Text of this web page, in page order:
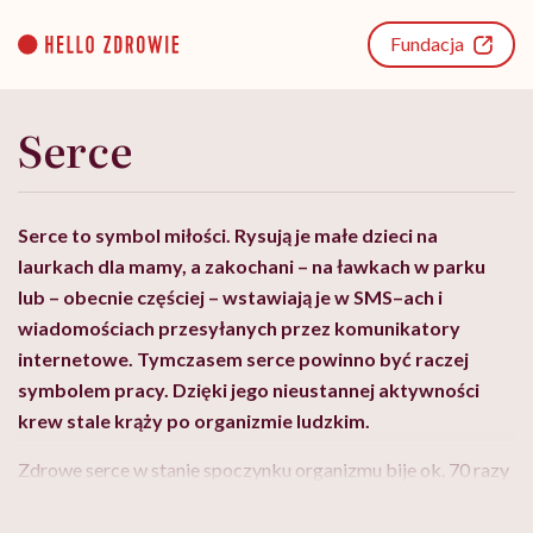
content
Fundacja
Serce
Serce to symbol miłości. Rysują je małe dzieci na
laurkach dla mamy, a zakochani – na ławkach w parku
lub – obecnie częściej – wstawiają je w SMS–ach i
wiadomościach przesyłanych przez komunikatory
internetowe. Tymczasem serce powinno być raczej
symbolem pracy. Dzięki jego nieustannej aktywności
krew stale krąży po organizmie ludzkim.
Zdrowe serce w stanie spoczynku organizmu bije ok. 70 razy